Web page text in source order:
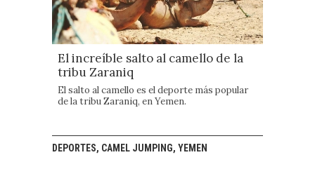
El increíble salto al camello de la
tribu Zaraniq
El salto al camello es el deporte más popular
de la tribu Zaraniq, en Yemen.
DEPORTES, CAMEL JUMPING, YEMEN